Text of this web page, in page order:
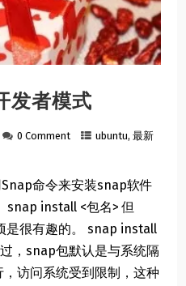
发者模式
0 Comment ubuntu,最新
命令来安装snap软件
snap install <包名> 但
是很有趣的。 snap install
，snap包默认是与系统隔
访问系统受到限制，这种